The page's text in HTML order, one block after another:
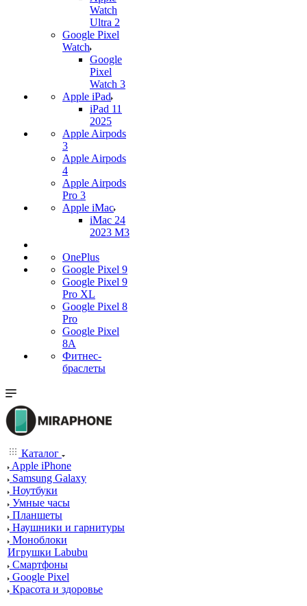
Watch
Ultra 2
Google Pixel
Watch
Google
Pixel
Watch 3
Apple iPad
iPad 11
2025
Apple Airpods
3
Apple Airpods
4
Apple Airpods
Pro 3
Apple iMac
iMac 24
2023 M3
OnePlus
Google Pixel 9
Google Pixel 9
Pro XL
Google Pixel 8
Pro
Google Pixel
8A
Фитнес-
браслеты
Каталог
Apple iPhone
Samsung Galaxy
Ноутбуки
Умные часы
Планшеты
Наушники и гарнитуры
Моноблоки
Игрушки Labubu
Смартфоны
Google Pixel
Красота и здоровье